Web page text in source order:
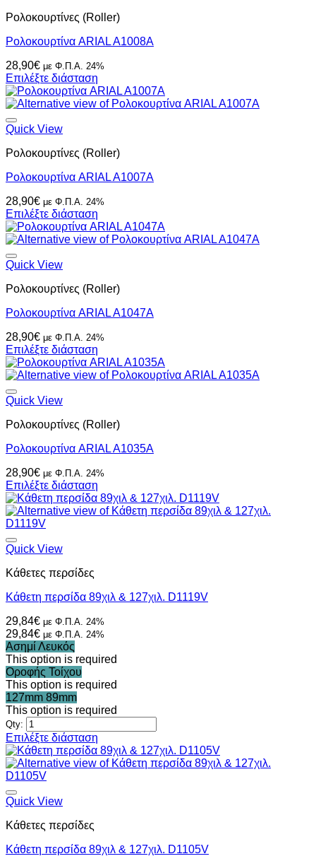
Ρολοκουρτίνες (Roller)
Ρολοκουρτίνα ARIAL A1008A
28,90€ με Φ.Π.Α. 24%
Επιλέξτε διάσταση
Quick View
Ρολοκουρτίνες (Roller)
Ρολοκουρτίνα ARIAL A1007A
28,90€ με Φ.Π.Α. 24%
Επιλέξτε διάσταση
Quick View
Ρολοκουρτίνες (Roller)
Ρολοκουρτίνα ARIAL A1047A
28,90€ με Φ.Π.Α. 24%
Επιλέξτε διάσταση
Quick View
Ρολοκουρτίνες (Roller)
Ρολοκουρτίνα ARIAL A1035A
28,90€ με Φ.Π.Α. 24%
Επιλέξτε διάσταση
Quick View
Κάθετες περσίδες
Κάθετη περσίδα 89χιλ & 127χιλ. D1119V
29,84€ με Φ.Π.Α. 24%
29,84€ με Φ.Π.Α. 24%
Ασημί Λευκός
This option is required
Οροφής Τοίχου
This option is required
127mm 89mm
This option is required
Qty:
Επιλέξτε διάσταση
το
προϊόν
να
Quick View
Κάθετες περσίδες
Κάθετη περσίδα 89χιλ & 127χιλ. D1105V